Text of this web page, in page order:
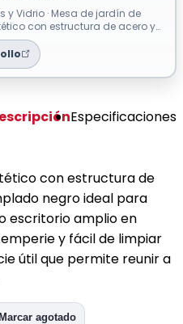
y Vidrio · Mesa de jardín de
con estructura de acero y
templado negro idea...
Especificaciones
con estructura de
negro ideal para
escritorio amplio en
y fácil de limpiar
útil que permite reunir a
agotado